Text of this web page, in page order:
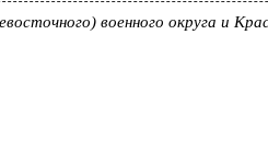
военного округа и